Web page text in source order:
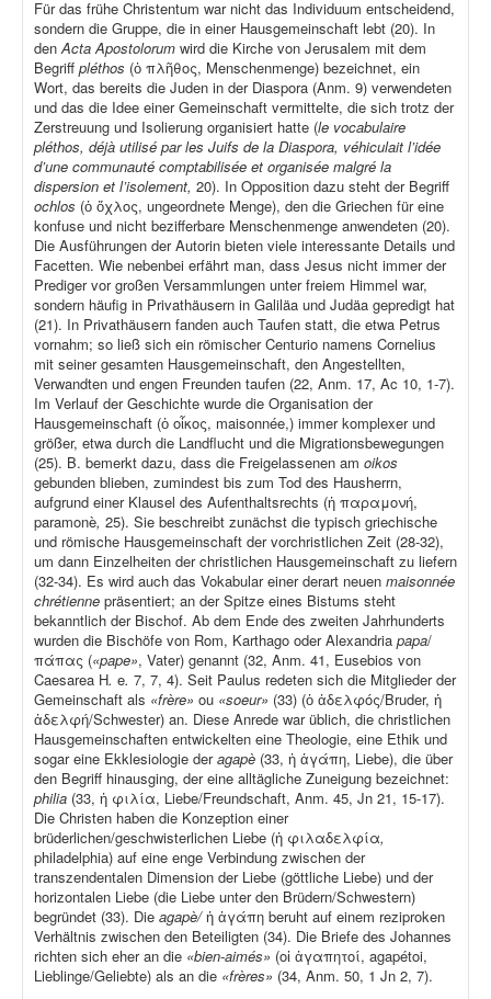
Für das frühe Christentum war nicht das Individuum entscheidend,
sondern die Gruppe, die in einer Hausgemeinschaft lebt (20). In
denActa Apostolorum wird die Kirche von Jerusalem mit dem
Begriff pléthos (ὁ πλῆθος, Menschenmenge) bezeichnet, ein
Wort, das bereits die Juden in der Diaspora (Anm. 9) verwendeten
und das die Idee einer Gemeinschaft vermittelte, die sich trotz der
Zerstreuung und Isolierung organisiert hatte (le vocabulaire
pléthos, déjà utilisé par les Juifs de la Diaspora, véhiculait l’idée
d’une communauté comptabilisée et organisée malgré la
dispersion et l’isolement, 20). In Opposition dazu steht der Begriff
ochlos (ὁ ὄχλος, ungeordnete Menge), den die Griechen für eine
konfuse und nicht bezifferbare Menschenmenge anwendeten (20).
Die Ausführungen der Autorin bieten viele interessante Details und
Facetten. Wie nebenbei erfährt man, dass Jesus nicht immer der
Prediger vor großen Versammlungen unter freiem Himmel war,
sondern häufig in Privathäusern in Galiläa und Judäa gepredigt hat
(21). In Privathäusern fanden auch Taufen statt, die etwa Petrus
vornahm; so ließ sich ein römischer Centurio namens Cornelius
mit seiner gesamten Hausgemeinschaft, den Angestellten,
Verwandten und engen Freunden taufen (22, Anm. 17, Ac 10, 1-7).
Im Verlauf der Geschichte wurde die Organisation der
Hausgemeinschaft (ὁ οἶκος, maisonnée,) immer komplexer und
größer, etwa durch die Landflucht und die Migrationsbewegungen
(25). B. bemerkt dazu, dass die Freigelassenen am oikos
gebunden blieben, zumindest bis zum Tod des Hausherrn,
aufgrund einer Klausel des Aufenthaltsrechts (ἡ παραμονή,
paramonè, 25). Sie beschreibt zunächst die typisch griechische
und römische Hausgemeinschaft der vorchristlichen Zeit (28-32),
um dann Einzelheiten der christlichen Hausgemeinschaft zu liefern
(32-34). Es wird auch das Vokabular einer derart neuen maisonnée
chrétienne präsentiert; an der Spitze eines Bistums steht
bekanntlich der Bischof. Ab dem Ende des zweiten Jahrhunderts
wurden die Bischöfe von Rom, Karthago oder Alexandria papa/
πάπας («pape», Vater) genannt (32, Anm. 41, Eusebios von
Caesarea H. e. 7, 7, 4). Seit Paulus redeten sich die Mitglieder der
Gemeinschaft als «frère» ou «soeur» (33) (ὁ ἀδελφός/Bruder, ἡ
ἀδελφή/Schwester) an. Diese Anrede war üblich, die christlichen
Hausgemeinschaften entwickelten eine Theologie, eine Ethik und
sogar eine Ekklesiologie deragapè (33, ἡ ἀγάπη, Liebe), die über
den Begriff hinausging, der eine alltägliche Zuneigung bezeichnet:
philia (33, ἡ φιλία, Liebe/Freundschaft, Anm. 45, Jn 21, 15-17).
Die Christen haben die Konzeption einer
brüderlichen/geschwisterlichen Liebe (ἡ φιλαδελφία,
philadelphia) auf eine enge Verbindung zwischen der
transzendentalen Dimension der Liebe (göttliche Liebe) und der
horizontalen Liebe (die Liebe unter den Brüdern/Schwestern)
begründet (33). Die agapè/ἡ ἀγάπη beruht auf einem reziproken
Verhältnis zwischen den Beteiligten (34). Die Briefe des Johannes
richten sich eher an die «bien-aimés» (οἱ ἀγαπητοί, agapétoi,
Lieblinge/Geliebte) als an die «frères» (34, Anm. 50, 1 Jn 2, 7).